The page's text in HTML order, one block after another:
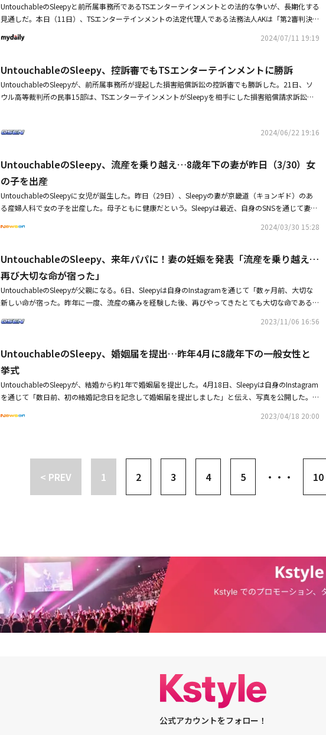
宅の冷蔵庫、電子レンジ、スピーカー、衣類管理機など、主要な家電は全てDinDinから贈られたもの
だという。しかしSleepyはDinDinの気持ちをありがたく思いながらも、「正直、1等はRMだ。結婚の
親交に対して「RMがアンダーグラウンドでラップをしていた時代のことで、BTSのメンバーになる
yが結婚するという話を聞いたRMが口座番号に即時1000万ウォンを振り込んだ」と打ち明けた。・B
TSのRM、トマトフェスティバルに参加サックスを演奏する姿が話題に・BTSのRM、上等兵に昇格！
可愛らしい報告にファンから祝福殺到
UntouchableのSleepyと前所属事務所であるTSエンターテインメントとの法的な争いが、長期化する
見通しだ。本日（11日）、TSエンターテインメントの法定代理人である法務法人AKは「第2審判決
契約の破棄の原因が、被告人のSleepy氏にあるということを証明するための訴訟に従ったものだっ
（広告であることを隠して、自分が購入して使ったように表現すること）及びSNS広告で収入を得る
と共に、無断でイベントなどを行い不当な利益を得て、事務所に損害を与えた。これまで各種マスコ
ミを通じて、偽りへの扇動と虚偽事実を流布してきた」とし「今回の第2審でSleepy氏が数年間不当
破綻が原因で、専属契約が解除されたのであり、それによる金銭的な損害賠償は、別途の訴訟で行う
りがある判決だと考えられる。そのため、今回の訴訟と関連して、この部分について上告することを
決めた」とし「また今後、今回の判決で初めて認められたSleepy氏の裏広告およびSNS広告収入、無
断でイベントを行い不当な利益を得たことに関連して刑事告訴、告発をする計画だ」と付け加えた。
これに先立って、Sleepyは2019年4月、TSエンターテインメントを相手取ってソウル西部地方裁判所
同年12月、TSエンターテインメントはSleepyを相手に2億8,000万ウォン（約3,200万円）相当の専
た。【TSエンターテインメント法定代理人 コメント全文】こんにちは。TSエンターテインメントの
法定代理人である法務法人AKです。先立ってマスコミを通じて知らされた、2024年6月21日の損害
賠償請求訴訟の第2審判決と関連し、依頼人の上告について説明させていただきたいと思います。当
時、第2審判決は、TSエンターテインメントとSleepy（本名：キム・ソンウォン）氏の2019年の専属
マネジメント契約の破棄の原因が、被告人のSleepy氏にあるということを証明するための訴訟に従っ
たものでした。Sleepy氏は会社との専属契約期間中、会社を騙して数年間、裏広告及びSNS広告収
入、さらに無断でイベントなどを行い不当な利益を取得し、会社に損害を与え、これまで各マスコミ
利益を得て、会社に損害を与えたという点に対して、初めて法的な判決を受けました。ただし、訴訟
初期の専属契約の解除に関する調停は、円満に解決されたのではなく信頼関係の破綻が原因で、専属
2審の裁判部が誤って解釈し「調停により契約解除がなされた状況なので、金銭的な損害賠償はな
い」という判決が下されました。これは、私たちからすると解釈に誤りがある判決だと考えられま
す。そのため、今回の訴訟と関連して、この部分について上告することを決めました。また今後、今
2024/07/11 19:19
UntouchableのSleepy、控訴審でもTSエンターテインメントに勝訴
UntouchableのSleepyが、前所属事務所が提起した損害賠償訴訟の控訴審でも勝訴した。21日、ソ
ウル高等裁判所の民事15部は、TSエンターテインメントがSleepyを相手にした損害賠償請求訴訟で
は廃業している。2019年、TSエンターテインメントはSleepyが番組出演料の一部とSNS広告収入を
第一審で敗訴した。これに対し、SleepyもTSエンターテインメントが未払い契約金、未精算出演料
を与えなかったと損害賠償訴訟を提起した。2022年、裁判所はTSエンターテインメントに対してSle
epyへの2億ウォン（約2,300万円）の支払いを宣告した。その後行われたTSエンターテインメントの
Sleepyに対する損害賠償請求控訴審で裁判部は、TSエンターテインメントが問題を提起したSleepy
の出演料については専属契約終了後に受けたもので、分配対象ではないと受け入れなかった。Sleepy
2024/06/22 19:16
UntouchableのSleepy、流産を乗り越え…8歳年下の妻が昨日（3/30）女
の子を出産
UntouchableのSleepyに女児が誕生した。昨日（29日）、Sleepyの妻が京畿道（キョンギド）のあ
る産婦人科で女の子を出産した。母子ともに健康だという。Sleepyは最近、自身のSNSを通じて妻と
の妊娠を報告し「一度、流産の苦しみを経験した後、再びやってきた大切な命であるため、僕と妻は
22年に結婚。妻は8歳年下の一般女性であることが知られている。・UntouchableのSleepy、来年パ
パに！妻の妊娠を発表「流産を乗り越え再び大切な命が宿った」・UntouchableのSleepy、婚姻届を
提出昨年4月に8歳年下の一般女性と挙式
2024/03/30 15:28
UntouchableのSleepy、来年パパに！妻の妊娠を発表「流産を乗り越え…
再び大切な命が宿った」
UntouchableのSleepyが父親になる。6日、Sleepyは自身のInstagramを通じて「数ヶ月前、大切な
新しい命が宿った。昨年に一度、流産の痛みを経験した後、再びやってきたとても大切な命であるた
「パパになるということは、何より責任感がものすごく生まれてくるし、何とも言えないほどワクワ
婚姻届を提出した。・UntouchableのSleepy、婚姻届を提出昨年4月に8歳年下の一般女性と挙式・U
ntouchableのSleepy、美しすぎる結婚相手を初公開！出演者も驚き「まるで芸能人」 この投稿をIns
tagramで見る SLEEPY / 슬리피(@sleepycamo)がシェアした投稿 【Sleepy Instagram全文】こんにち
は、Sleepyです！昨年4月、大切な方々の心からの祝福の中でとても幸せに結婚し、そのおかげで僕
は愛する妻と愛犬のピュリとリリーまで、温かい家庭を築くことになりました。この度、僕たち家族
にとても嬉しいお知らせがあって、皆さんに報告したいと思います。数ヶ月前、大切な新しい命が宿
て幸せです。これからより一層頑張る、パパSleepyになります。ありがとうございます！！！
2023/11/06 16:56
UntouchableのSleepy、婚姻届を提出…昨年4月に8歳年下の一般女性と
挙式
UntouchableのSleepyが、結婚から約1年で婚姻届を提出した。4月18日、Sleepyは自身のInstagram
を通じて「数日前、初の結婚記念日を記念して婚姻届を提出しました」と伝え、写真を公開した。公
りかかって微笑んでいる妻の美貌が目を引く。彼はまた「婚姻届のフォトゾーンで写真を撮る日が来
2023/04/18 20:00
< PREV 1 2 3 4 5 ・・・ 10
公式アカウントをフォロー！